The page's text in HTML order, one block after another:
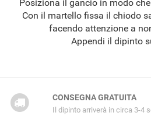
Posiziona il gancio in modo
Con il martello fissa il chiodo
facendo attenzione a
Appendi il dipinto
CONSEGNA GRATUITA
Il dipinto arriverà in circa 3-4